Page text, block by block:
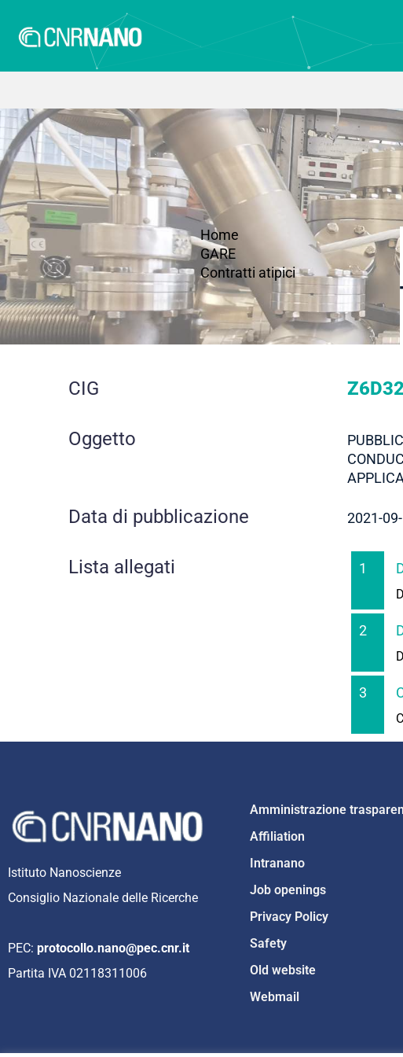
Home
GARE
Contratti atipici
CIG
Oggetto
Data di pubblicazione 2021-
Lista allegati 1
2
3
Istituto Nanoscienze
Consiglio Nazionale delle Ricerche
PEC: protocollo.nano@pec.cnr.it
Partita IVA 02118311006
Amministrazione
Affiliation
Intranano
Job openings
Privacy Policy
Safety
Old website
Webmail